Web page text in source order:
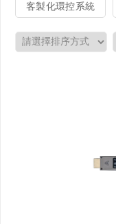
客製化環控系統